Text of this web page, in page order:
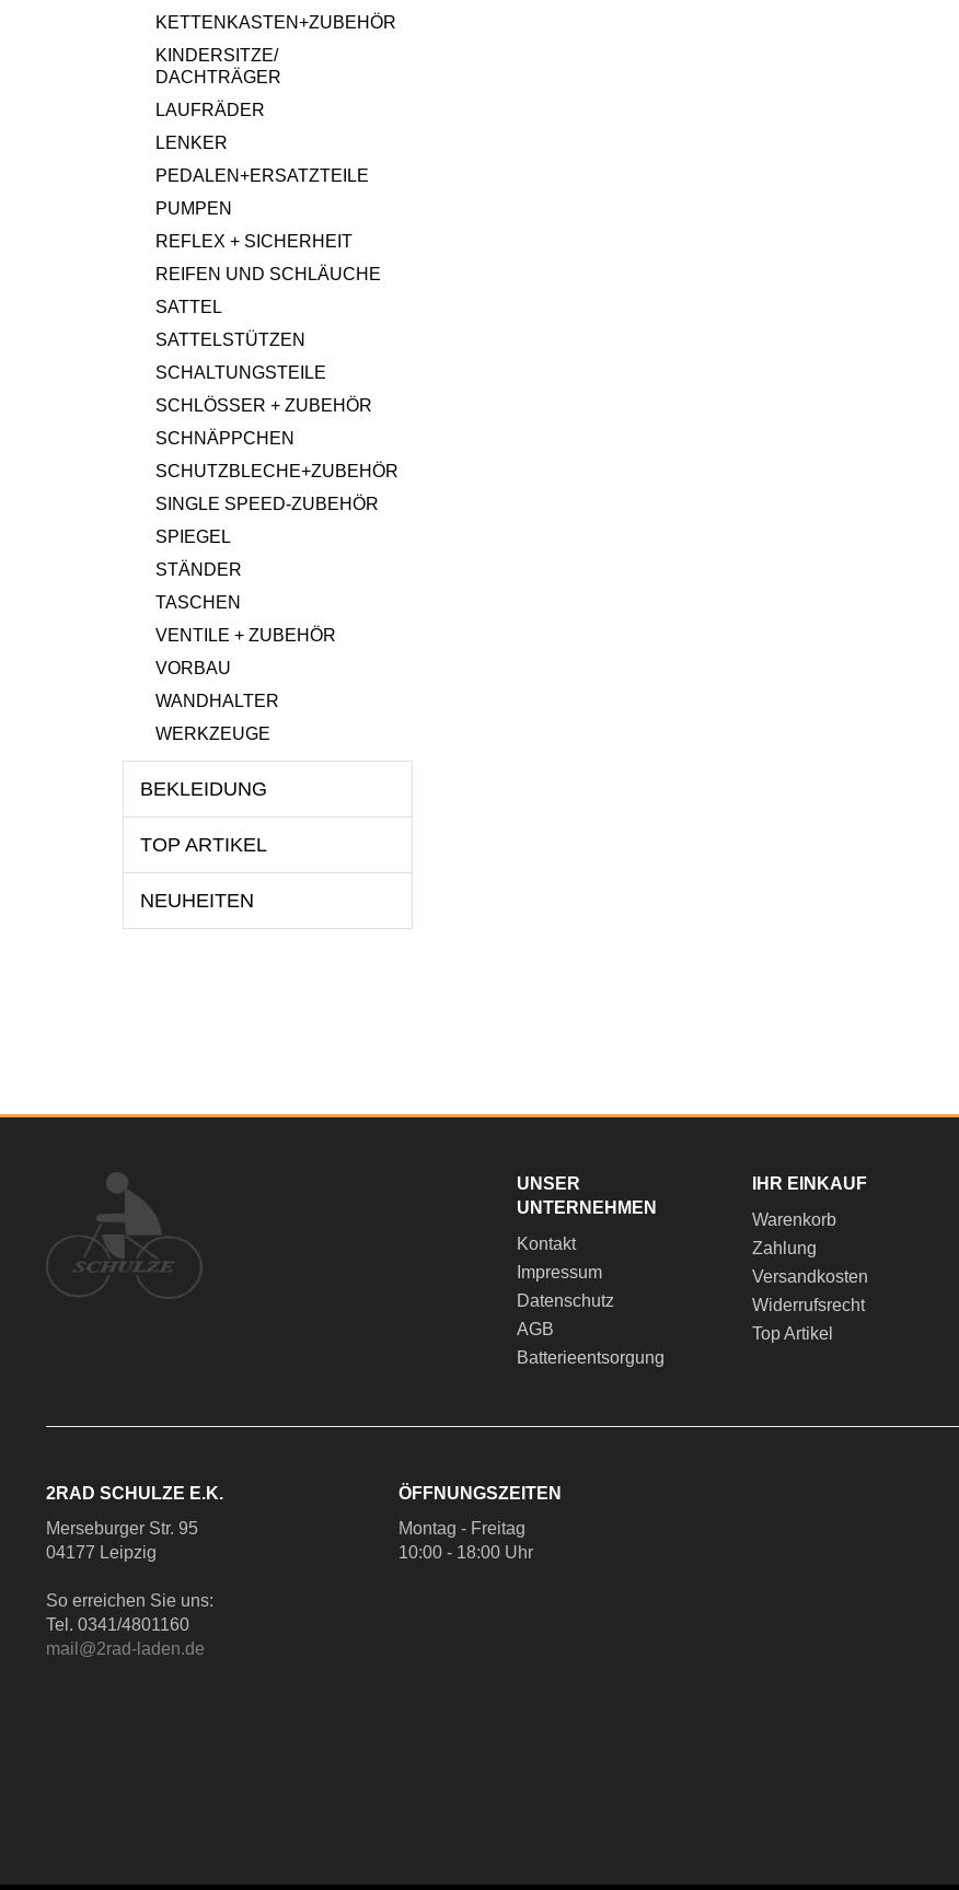
KETTENKASTEN+ZUBEHÖR
KINDERSITZE/
DACHTRÄGER
LAUFRÄDER
LENKER
PEDALEN+ERSATZTEILE
PUMPEN
REFLEX + SICHERHEIT
REIFEN UND SCHLÄUCHE
SATTEL
SATTELSTÜTZEN
SCHALTUNGSTEILE
SCHLÖSSER + ZUBEHÖR
SCHNÄPPCHEN
SCHUTZBLECHE+ZUBEHÖR
SINGLE SPEED-ZUBEHÖR
SPIEGEL
STÄNDER
TASCHEN
VENTILE + ZUBEHÖR
VORBAU
WANDHALTER
WERKZEUGE
BEKLEIDUNG
TOP ARTIKEL
NEUHEITEN
UNSER
UNTERNEHMEN
Kontakt
Impressum
Datenschutz
AGB
Batterieentsorgung
IHR EINKAUF
Warenkorb
Zahlung
Versandkosten
Widerrufsrecht
Top Artikel
2RAD SCHULZE E.K.
Merseburger Str. 95
04177 Leipzig
So erreichen Sie uns:
Tel. 0341/4801160
mail@2rad-laden.de
ÖFFNUNGSZEITEN
Montag - Freitag
10:00 - 18:00 Uhr